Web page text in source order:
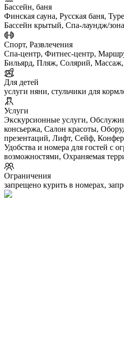
Бассейн, баня
Финская сауна, Русская баня,
Бассейн крытый, Спа-лаундж/
Спорт, Развлечения
Спа-центр, Фитнес-центр,
Бильярд, Пляж, Солярий, Массаж,
Для детей
услуги няни, стульчики для
Услуги
Экскурсионные услуги,
консьержа, Салон красоты,
презентаций, Лифт, Сейф,
Удобства и номера для гостей с
возможностями, Охраняемая
Ограничения
запрещено курить в номерах,